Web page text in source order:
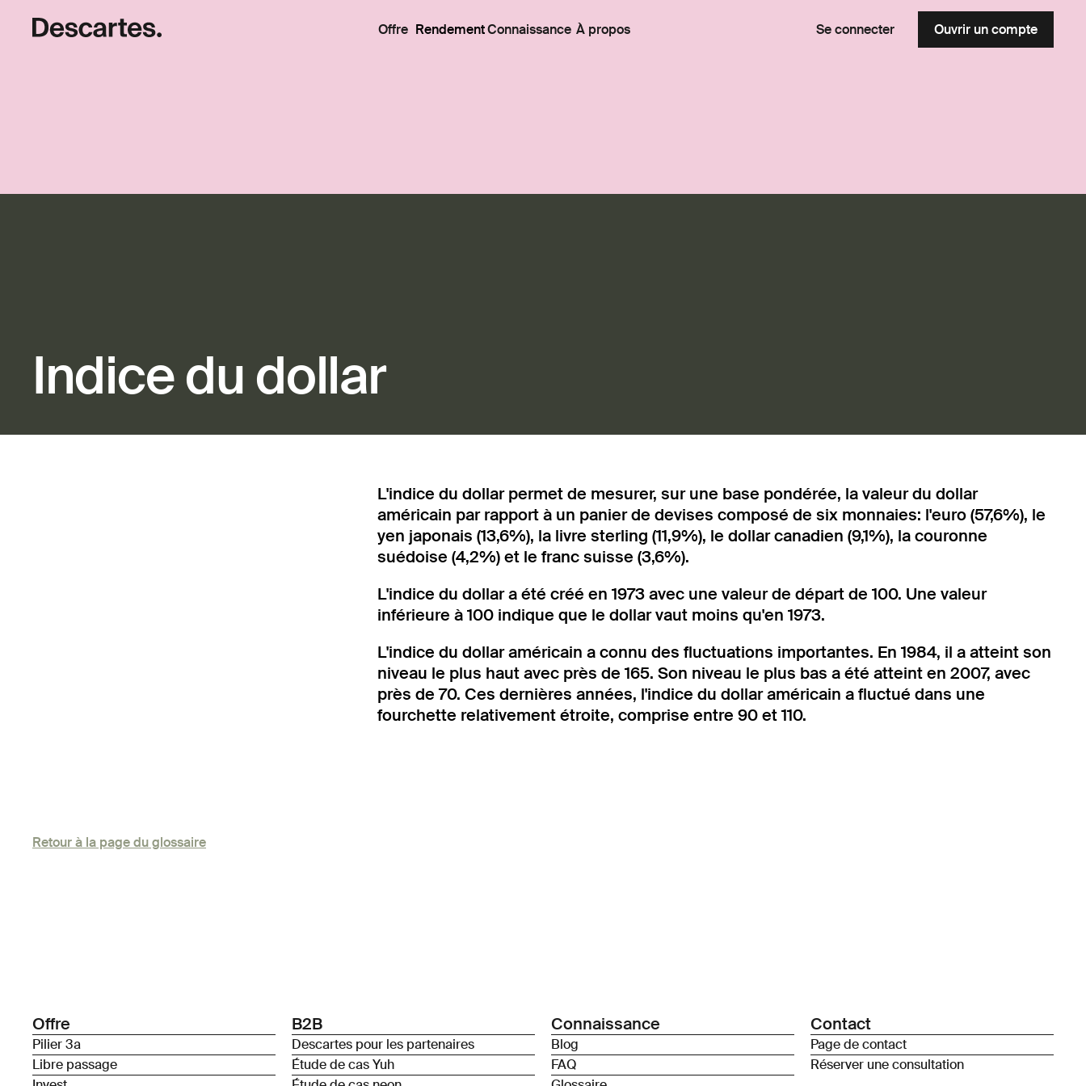
Offre RendementConnaissance À propos Se connecter Ouvrir un compte
Indice du dollar
L'indice du dollar permet de mesurer, sur une base pondérée, la valeur du dollar
américain par rapport à un panier de devises composé de six monnaies: l'euro (57,6%), le
yen japonais (13,6%), la livre sterling (11,9%), le dollar canadien (9,1%), la couronne
suédoise (4,2%) et le franc suisse (3,6%).
L'indice du dollar a été créé en 1973 avec une valeur de départ de 100. Une valeur
inférieure à 100 indique que le dollar vaut moins qu'en 1973.
L'indice du dollar américain a connu des fluctuations importantes. En 1984, il a atteint son
niveau le plus haut avec près de 165. Son niveau le plus bas a été atteint en 2007, avec
près de 70. Ces dernières années, l'indice du dollar américain a fluctué dans une
fourchette relativement étroite, comprise entre 90 et 110.
Retour à la page du glossaire
Offre
Pilier 3a
Libre passage
B2B
Descartes pour les partenaires
Étude de cas Yuh
Connaissance
Blog
FAQ
Contact
Page de contact
Réserver une consultation